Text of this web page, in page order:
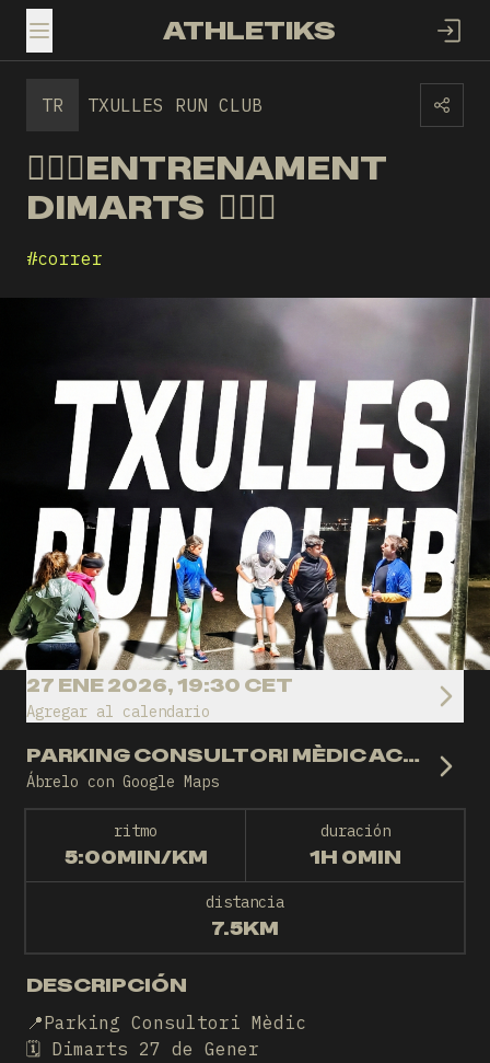
TOGGLE MENUATHLETIKS
TR TXULLES RUN CLUB
🏃🏻‍♂️ENTRENAMENT
DIMARTS 🏃🏻‍♀️
#correr
27 ENE 2026, 19:30 CET
Agregar al calendario
PARKING CONSULTORI MÈDIC ACOLETGE
Ábrelo con Google Maps
ritmo
5:00MIN/KM
duración
1H 0MIN
distancia
7.5KM
DESCRIPCIÓN
📍Parking Consultori Mèdic
🗓️ Dimarts 27 de Gener